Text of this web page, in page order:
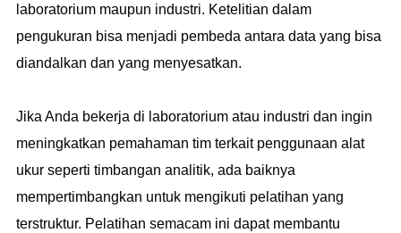
laboratorium maupun industri. Ketelitian dalam
pengukuran bisa menjadi pembeda antara data yang bisa
diandalkan dan yang menyesatkan.
Jika Anda bekerja di laboratorium atau industri dan ingin
meningkatkan pemahaman tim terkait penggunaan alat
ukur seperti timbangan analitik, ada baiknya
mempertimbangkan untuk mengikuti pelatihan yang
terstruktur. Pelatihan semacam ini dapat membantu